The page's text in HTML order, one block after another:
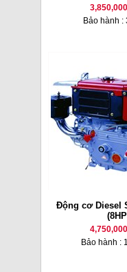
Bảo hành :
Động cơ Diesel
Bảo hành :